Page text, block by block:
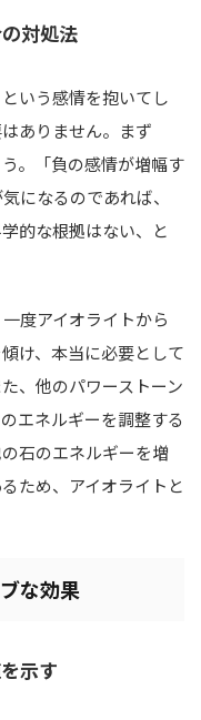
対処法
いう感情を抱いてし
ありません。まず
。「負の感情が増幅す
になるのであれば、
的な根拠はない、と
度アイオライトから
け、本当に必要として
、他のパワーストーン
エネルギーを調整する
石のエネルギーを増
ため、アイオライトと
な効果
示す